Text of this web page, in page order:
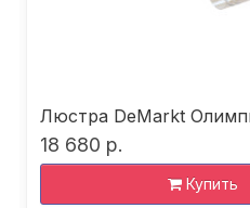
Люстра DeMarkt
18 680 р.
Купить